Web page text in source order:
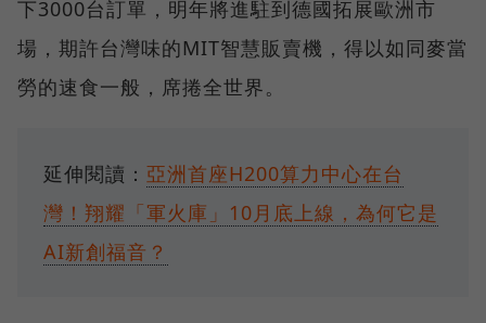
下3000台訂單，明年將進駐到德國拓展歐洲市
場，期許台灣味的MIT智慧販賣機，得以如同麥當
勞的速食一般，席捲全世界。
延伸閱讀： 亞洲首座H200算力中心在台
灣！翔耀「軍火庫」10月底上線，為何它是
AI新創福音？